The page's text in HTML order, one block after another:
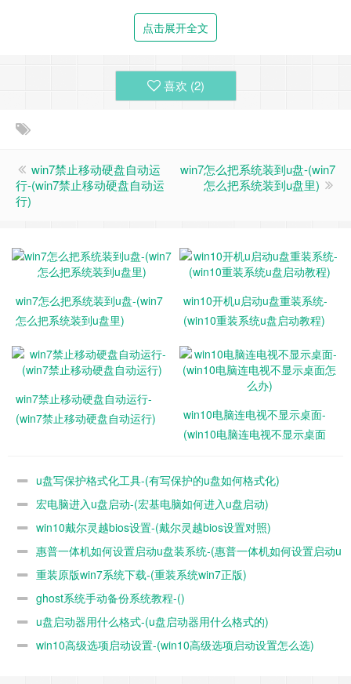
自行搜索)，选择U盘启动，无疑更为便捷，这对电脑小白而言
2、通常情况下，u启动pe装机工具会自动加载镜像文件，如果
没有，请点击浏览，找到存放在U盘启动盘中的系统镜像文
钮，如图：
图：
点击展开全文
喜欢 (2)
win7禁止移动硬盘自动运
行-(win7禁止移动硬盘自动运
行)
win7怎么把系统装到u盘-(win7
怎么把系统装到u盘里)
win7怎么把系统装到u盘-(win7
怎么把系统装到u盘里)
win10开机u启动u盘重装系统-
(win10重装系统u盘启动教程)
win7禁止移动硬盘自动运行-
(win7禁止移动硬盘自动运行)
win10电脑连电视不显示桌面-
(win10电脑连电视不显示桌面
u盘写保护格式化工具-(有写保护的u盘如何格式化)
宏电脑进入u盘启动-(宏基电脑如何进入u盘启动)
win10戴尔灵越bios设置-(戴尔灵越bios设置对照)
惠普一体机如何设置启动u盘装系统-(惠普一体机如何设置启动u
盘装系统教程)
重装原版win7系统下载-(重装系统win7正版)
ghost系统手动备份系统教程-()
u盘启动器用什么格式-(u盘启动器用什么格式的)
win10高级选项启动设置-(win10高级选项启动设置怎么选)